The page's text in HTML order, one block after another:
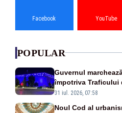
Facebook YouTube
POPULAR
Guvernul
împotriva Traficului
Victoria, iluminat în
31 iul. 2026, 07:58
Noul Cod al